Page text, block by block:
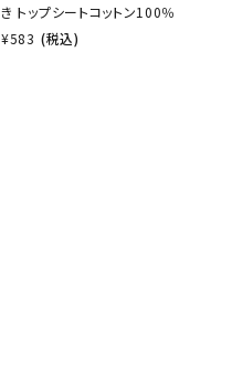
き トップシートコットン100％
¥583 (税込)